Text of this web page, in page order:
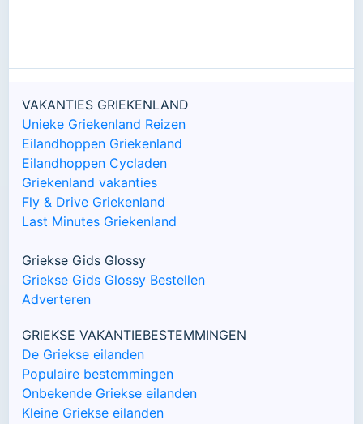
VAKANTIES GRIEKENLAND
Unieke Griekenland Reizen
Eilandhoppen Griekenland
Eilandhoppen Cycladen
Griekenland vakanties
Fly & Drive Griekenland
Last Minutes Griekenland
Griekse Gids Glossy
Griekse Gids Glossy Bestellen
Adverteren
GRIEKSE VAKANTIEBESTEMMINGEN
De Griekse eilanden
Populaire bestemmingen
Onbekende Griekse eilanden
Kleine Griekse eilanden